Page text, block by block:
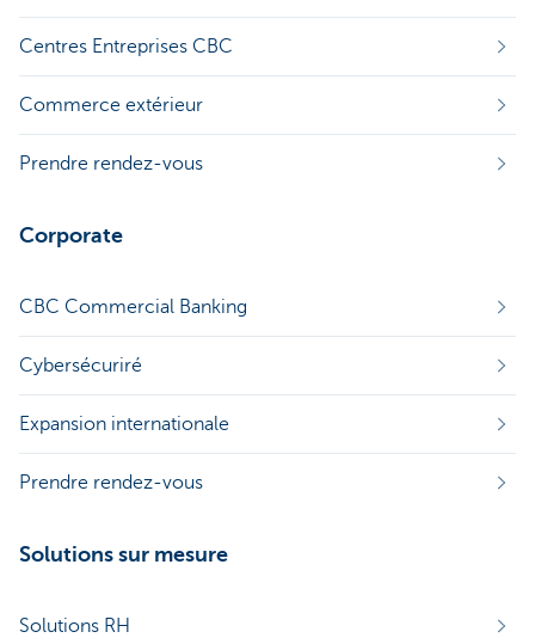
Centres Entreprises CBC
Commerce extérieur
Prendre rendez-vous
Corporate
CBC Commercial Banking
Cybersécuriré
Expansion internationale
Prendre rendez-vous
Solutions sur mesure
Solutions RH